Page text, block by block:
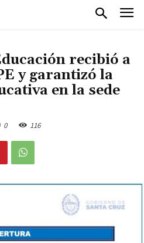
recibió a
y garantizó la
en la sede
0 116